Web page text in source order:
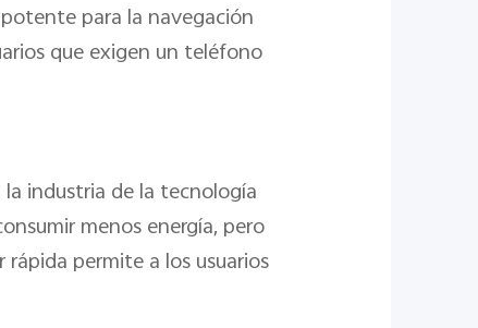
para la navegación
que exigen un teléfono
industria de la tecnología
menos energía, pero
permite a los usuarios